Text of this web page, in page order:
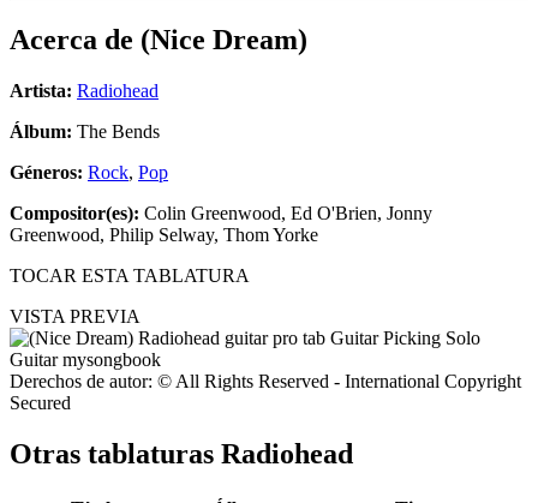
Acerca de (Nice Dream)
Artista: Radiohead
Álbum: The Bends
Géneros: Rock, Pop
Compositor(es): Colin Greenwood, Ed O'Brien, Jonny
Greenwood, Philip Selway, Thom Yorke
TOCAR ESTA TABLATURA
VISTA PREVIA
Derechos de autor: © All Rights Reserved - International Copyright
Secured
Otras tablaturas Radiohead